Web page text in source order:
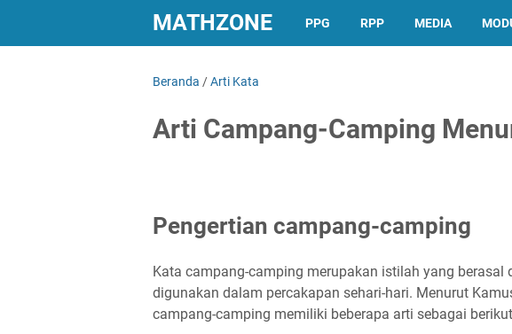
MATHZONE PPG RPP MEDIA
Beranda /Arti Kata
Arti Campang-Camping
Pengertian campang-camping
Kata campang-camping merupakan istilah yang
digunakan dalam percakapan sehari-hari. Menurut
campang-camping memiliki beberapa arti sebagai